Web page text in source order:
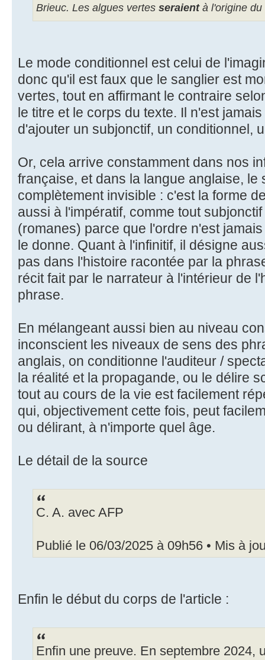
Brieuc. Les algues vertes seraientà l'origine du
Le mode conditionnel est celui de
donc qu'il est faux que le sanglier est
vertes, tout en affirmant le contraire
le titre et le corps du texte. Il n'est
d'ajouter un subjonctif, un conditionnel,
Or, cela arrive constamment dans nos
française, et dans la langue anglaise, le
complètement invisible : c'est la forme
aussi à l'impératif, comme tout
(romanes) parce que l'ordre n'est
le donne. Quant à l'infinitif, il désigne
pas dans l'histoire racontée par la
récit fait par le narrateur à l'intérieur de
phrase.
En mélangeant aussi bien au niveau
inconscient les niveaux de sens des
anglais, on conditionne l'auditeur /
la réalité et la propagande, ou le délire
tout au cours de la vie est facilement
qui, objectivement cette fois, peut
ou délirant, à n'importe quel âge.
Le détail de la source
C. A. avec AFP
Publié le 06/03/2025 à 09h56 • Mis à
Enfin le début du corps de l'article :
Enfin une preuve. En septembre 2024,